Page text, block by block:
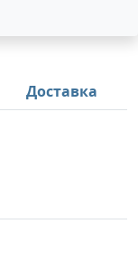
Доставка